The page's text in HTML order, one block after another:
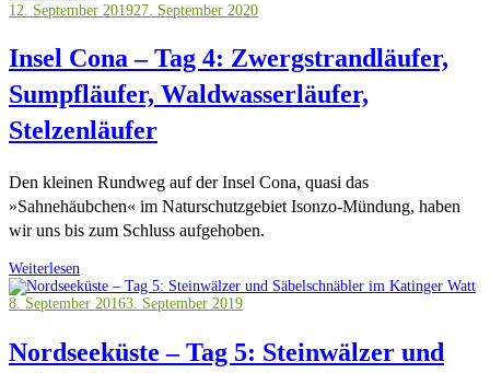
12. September 201927. September 2020
Insel Cona – Tag 4: Zwergstrandläufer,
Sumpfläufer, Waldwasserläufer,
Stelzenläufer
Den kleinen Rundweg auf der Insel Cona, quasi das
»Sahnehäubchen« im Naturschutzgebiet Isonzo-Mündung, haben
wir uns bis zum Schluss aufgehoben.
Weiterlesen
8. September 20163. September 2019
Nordseeküste – Tag 5: Steinwälzer und